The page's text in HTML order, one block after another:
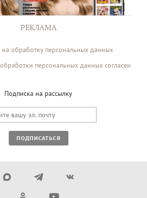
РЕКЛАМА
на обработку персональных данных
обработки персональных данных согласен
Подписка на рассылку
ПОДПИСАТЬСЯ